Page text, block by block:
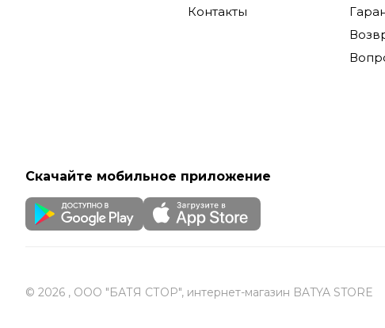
Контакты
Скачайте мобильное приложение
© 2026 , ООО "БАТЯ СТОР", интернет-магазин BATYA STORE